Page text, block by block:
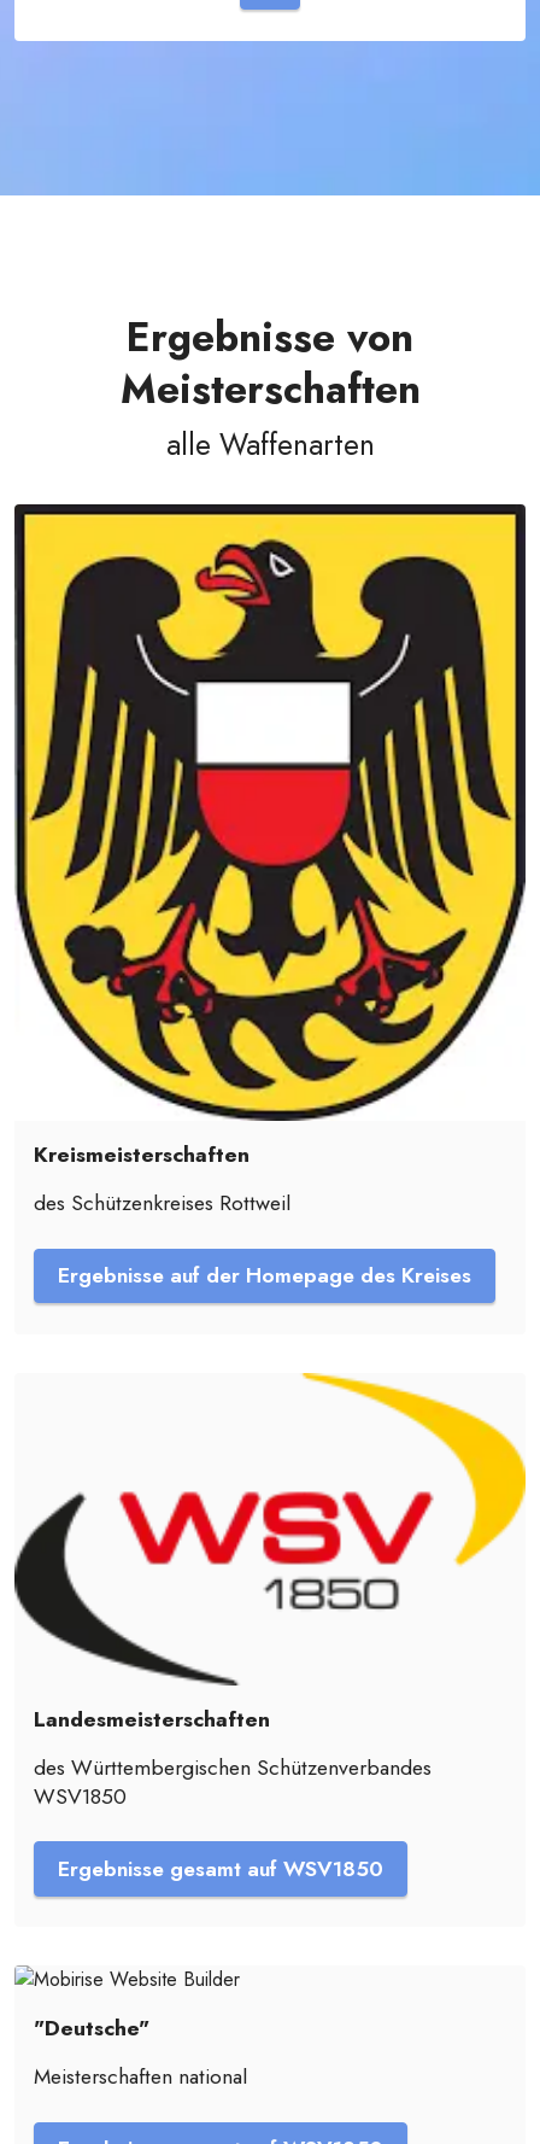
Ergebnisse von
Meisterschaften
alle Waffenarten
Kreismeisterschaften
des Schützenkreises Rottweil
Ergebnisse auf der Homepage des Kreises
Landesmeisterschaften
des Württembergischen Schützenverbandes
WSV1850
Ergebnisse gesamt auf WSV1850
"Deutsche"
Meisterschaften national